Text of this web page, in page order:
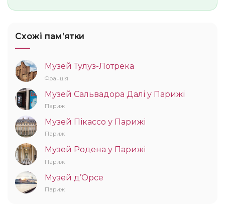
Схожі памʼятки
Музей Тулуз-Лотрека
Франція
Музей Сальвадора Далі у Парижі
Париж
Музей Пікассо у Парижі
Париж
Музей Родена у Парижі
Париж
Музей д’Орсе
Париж